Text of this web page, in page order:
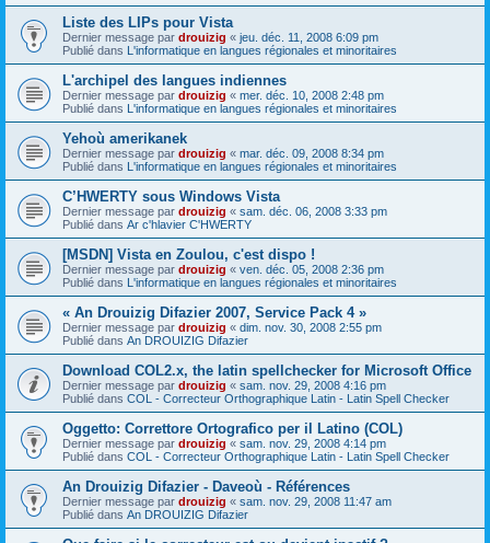
Liste des LIPs pour Vista
Dernier message par drouizig « jeu. déc. 11, 2008 6:09 pm
Publié dans L'informatique en langues régionales et minoritaires
L'archipel des langues indiennes
Dernier message par drouizig « mer. déc. 10, 2008 2:48 pm
Publié dans L'informatique en langues régionales et minoritaires
Yehoù amerikanek
Dernier message par drouizig « mar. déc. 09, 2008 8:34 pm
Publié dans L'informatique en langues régionales et minoritaires
C’HWERTY sous Windows Vista
Dernier message par drouizig « sam. déc. 06, 2008 3:33 pm
Publié dans Ar c'hlavier C'HWERTY
[MSDN] Vista en Zoulou, c'est dispo !
Dernier message par drouizig « ven. déc. 05, 2008 2:36 pm
Publié dans L'informatique en langues régionales et minoritaires
« An Drouizig Difazier 2007, Service Pack 4 »
Dernier message par drouizig « dim. nov. 30, 2008 2:55 pm
Publié dans An DROUIZIG Difazier
Download COL2.x, the latin spellchecker for Microsoft Office
Dernier message par drouizig « sam. nov. 29, 2008 4:16 pm
Publié dans COL - Correcteur Orthographique Latin - Latin Spell Checker
Oggetto: Correttore Ortografico per il Latino (COL)
Dernier message par drouizig « sam. nov. 29, 2008 4:14 pm
Publié dans COL - Correcteur Orthographique Latin - Latin Spell Checker
An Drouizig Difazier - Daveoù - Références
Dernier message par drouizig « sam. nov. 29, 2008 11:47 am
Publié dans An DROUIZIG Difazier